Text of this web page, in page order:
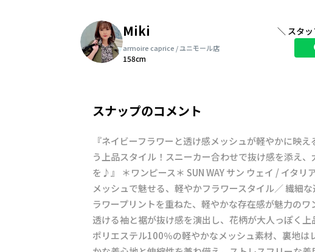
Miki
armoire caprice / ユニモール店
158cm
＼ スタ
スナップのコメント
『ネイビーフラワーと透け感メッシュが軽やかに映
う上品スタイル！スニーカー合わせで抜け感を添え
を♪』 ＊ワンピース＊ SUN WAY サン ウェイ / イタ
メッシュで魅せる、軽やかフラワースタイル／ 繊細
ラワープリントを重ねた、軽やかな存在感が魅力のワ
透ける袖と裾が抜け感を演出し、花柄が大人っぽく
ポリエステル100％の軽やかなメッシュ素材、裏地は